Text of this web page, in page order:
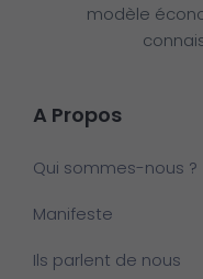
modèle
A Propos
Qui sommes-nous ?
Manifeste
Ils parlent de nous